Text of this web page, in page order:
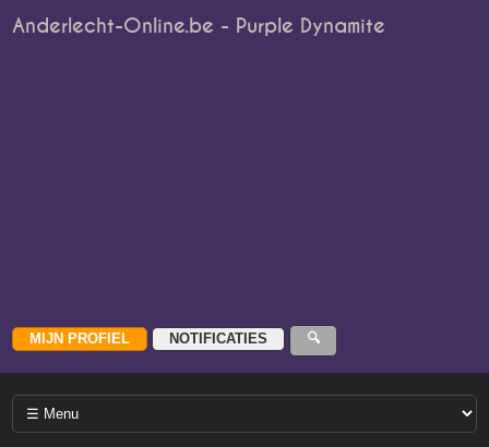
Anderlecht-Online.be - Purple Dynamite